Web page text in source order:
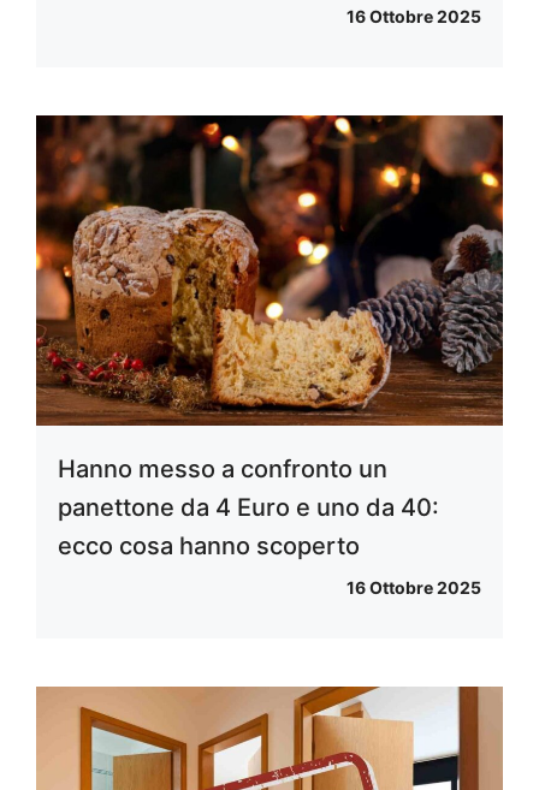
16 Ottobre 2025
Hanno messo a confronto un
panettone da 4 Euro e uno da 40:
ecco cosa hanno scoperto
16 Ottobre 2025